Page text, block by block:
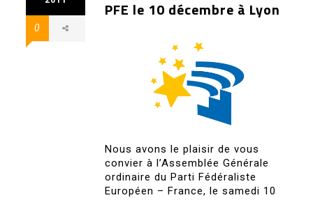
0
PFE le 10 décembre à Lyon
Nous avons le plaisir de vous
convier à l’Assemblée Générale
ordinaire du Parti Fédéraliste
Européen – France, le samedi 10